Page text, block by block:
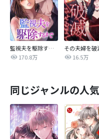
監視夫を駆除するまで
170.8万
16.5万
同じジャンルの人